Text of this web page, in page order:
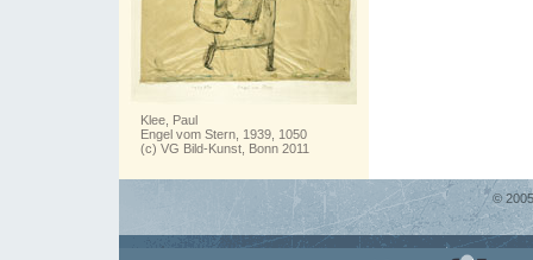
Klee, Paul
Engel vom Stern, 1939, 1050
(c) VG Bild-Kunst, Bonn 2011
©